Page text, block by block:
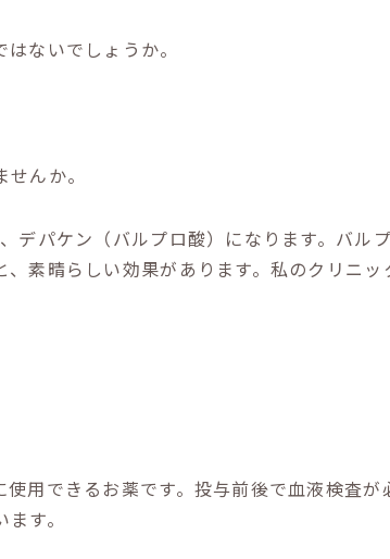
ないでしょうか。
んか。
パケン（バルプロ酸）になります。バル
素晴らしい効果があります。私のクリニ
用できるお薬です。投与前後で血液検査が
す。